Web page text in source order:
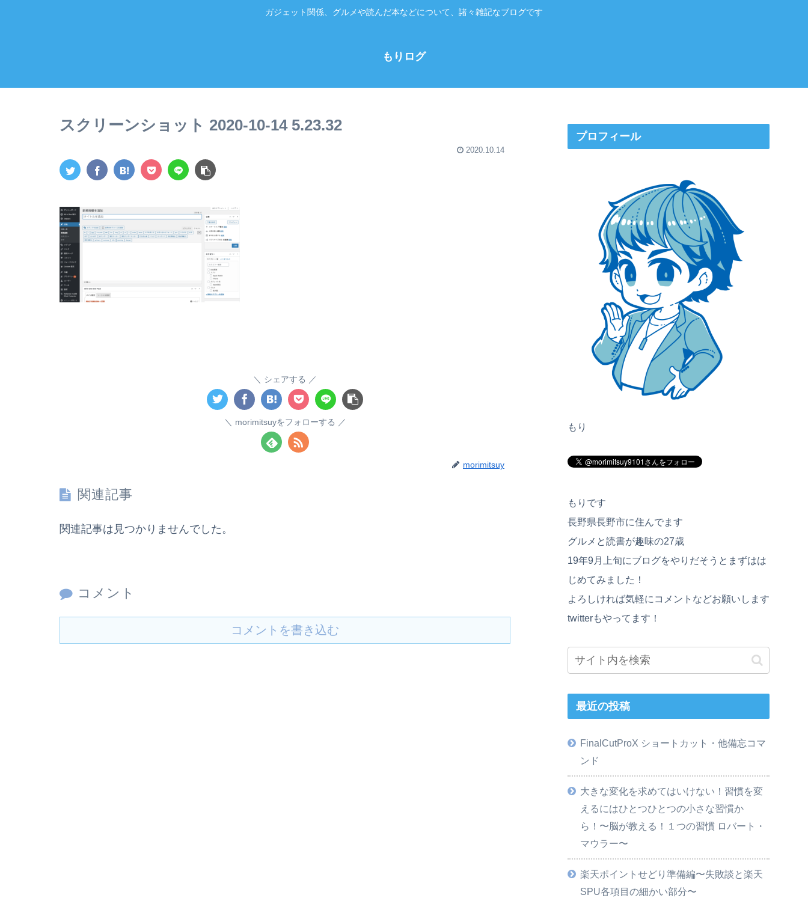
ガジェット関係、グルメや読んだ本などについて、諸々雑記なブログです
もりログ
スクリーンショット 2020-10-14 5.23.32
2020.10.14
シェアする
morimitsuyをフォローする
morimitsuy
関連記事
関連記事は見つかりませんでした。
コメント
コメントを書き込む
プロフィール
もり
もりです
長野県長野市に住んでます
グルメと読書が趣味の27歳
19年9月上旬にブログをやりだそうとまずはは
じめてみました！
よろしければ気軽にコメントなどお願いします
twitterもやってます！
最近の投稿
FinalCutProX ショートカット・他備忘コマ
ンド
大きな変化を求めてはいけない！習慣を変
えるにはひとつひとつの小さな習慣か
ら！〜脳が教える！１つの習慣 ロバート・
マウラー〜
楽天ポイントせどり準備編〜失敗談と楽天
SPU各項目の細かい部分〜